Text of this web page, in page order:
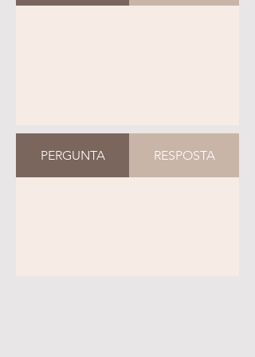
PERGUNTA RESPOSTA